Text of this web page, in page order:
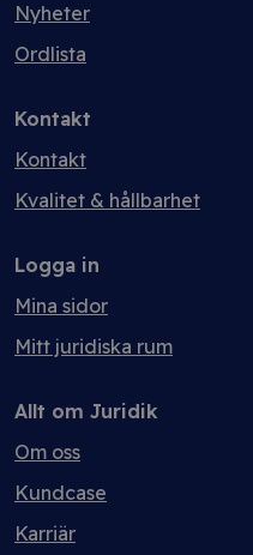
Nyheter
Ordlista
Kontakt
Kontakt
Kvalitet & hållbarhet
Logga in
Mina sidor
Mitt juridiska rum
Allt om Juridik
Om oss
Kundcase
Karriär